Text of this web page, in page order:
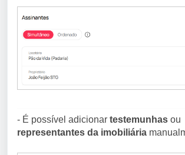
- É possível adicionar testemunhas ou
representantes da imobiliária